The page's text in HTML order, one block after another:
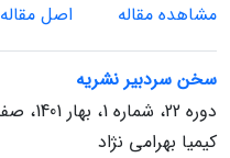
مشاهده مقاله
اصل مقاله
سخن سردبیر نشریه
دوره 22، شماره 1، بهار 1401، صفحه
کیمیا بهرامی نژاد